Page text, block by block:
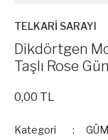
TELKARİ SARAYI
Dikdörtgen
Taşlı Rose
0,00 TL
Kategori